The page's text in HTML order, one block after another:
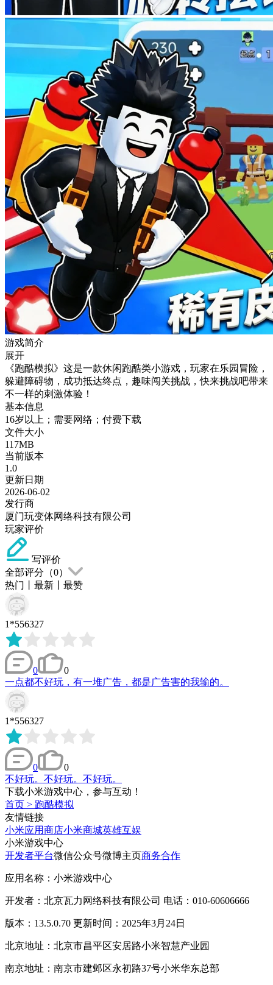
游戏简介
展开
《跑酷模拟》这是一款休闲跑酷类小游戏，玩家在乐园冒险，
躲避障碍物，成功抵达终点，趣味闯关挑战，快来挑战吧带来
不一样的刺激体验！
基本信息
16岁以上；需要网络；付费下载
文件大小
117MB
当前版本
1.0
更新日期
2026-06-02
发行商
厦门玩变体网络科技有限公司
玩家评价
写评价
全部评分（0）
热门
最新 最赞
1*556327
0
0
一点都不好玩，有一堆广告，都是广告害的我输的。
1*556327
0
0
不好玩。不好玩。不好玩。
下载小米游戏中心，参与互动！
首页 > 跑酷模拟
友情链接
小米应用商店小米商城英雄互娱
小米游戏中心
开发者平台微信公众号微博主页商务合作
应用名称：小米游戏中心
开发者：北京瓦力网络科技有限公司 电话：010-60606666
版本：13.5.0.70 更新时间：2025年3月24日
北京地址：北京市昌平区安居路小米智慧产业园
南京地址：南京市建邺区永初路37号小米华东总部